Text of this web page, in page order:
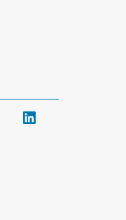
Instagram